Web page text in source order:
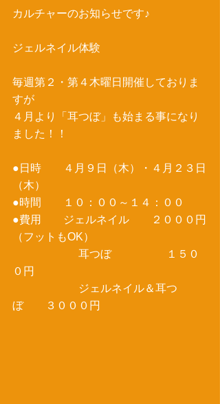
カルチャーのお知らせです♪
ジェルネイル体験
毎週第２・第４木曜日開催しておりま
すが
４月より「耳つぼ」も始まる事になり
ました！！
●日時　　４月９日（木）・４月２３日
（木）
●時間　　１０：００～１４：００
●費用　　ジェルネイル　　２０００円
（フットもOK）
耳つぼ　　　　　１５０
０円
ジェルネイル＆耳つ
ぼ　　３０００円